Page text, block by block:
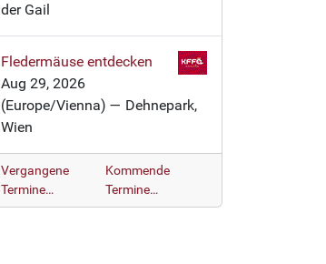
der Gail
Fledermäuse entdecken
Aug 29, 2026
(Europe/Vienna) — Dehnepark,
Wien
Vergangene
Termine…
Kommende
Termine…